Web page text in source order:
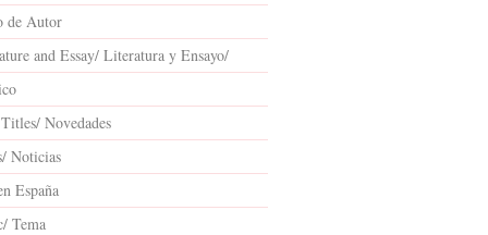
de Autor
and Essay/ Literatura y Ensayo/
Novedades
Noticias
España
Tema